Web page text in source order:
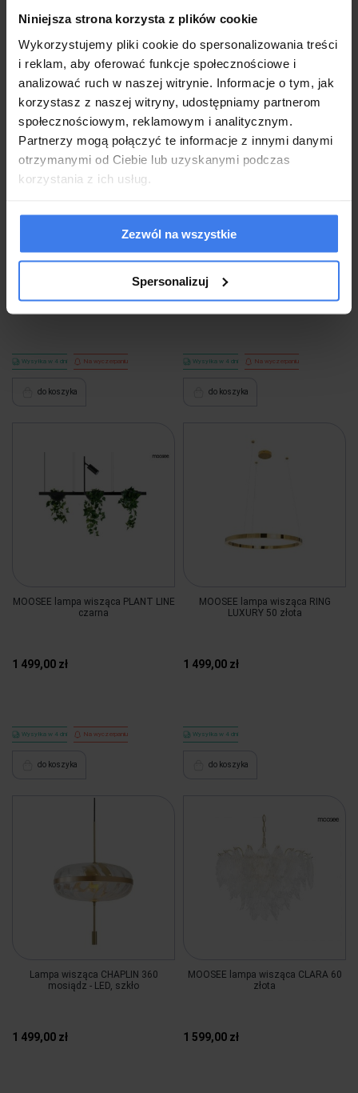
Niniejsza strona korzysta z plików cookie
Wykorzystujemy pliki cookie do spersonalizowania treści
i reklam, aby oferować funkcje społecznościowe i
analizować ruch w naszej witrynie. Informacje o tym, jak
korzystasz z naszej witryny, udostępniamy partnerom
społecznościowym, reklamowym i analitycznym.
Partnerzy mogą połączyć te informacje z innymi danymi
otrzymanymi od Ciebie lub uzyskanymi podczas
korzystania z ich usług.
Zezwól na wszystkie
Spersonalizuj
do koszyka do koszyka
MOOSEE lampa wisząca ROCH 60
Wysyłka w 4 dni Na wyczerpaniu
do koszyka
MOOSEE lampa wisząca MONETE
1 499,00 zł
Wysyłka w 4 dni Na wyczerpaniu
do koszyka
MOOSEE lampa wisząca PLANT LINE
czarna
1 499,00 zł
Wysyłka w 4 dni Na wyczerpaniu
do koszyka
MOOSEE lampa wisząca RING
LUXURY 50 złota
1 499,00 zł
Wysyłka w 4 dni
do koszyka
Lampa wisząca CHAPLIN 360
mosiądz - LED, szkło
1 499,00 zł
MOOSEE lampa wisząca CLARA 60
złota
1 599,00 zł